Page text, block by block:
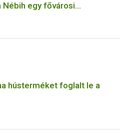
egy fővárosi
hústerméket foglalt le a